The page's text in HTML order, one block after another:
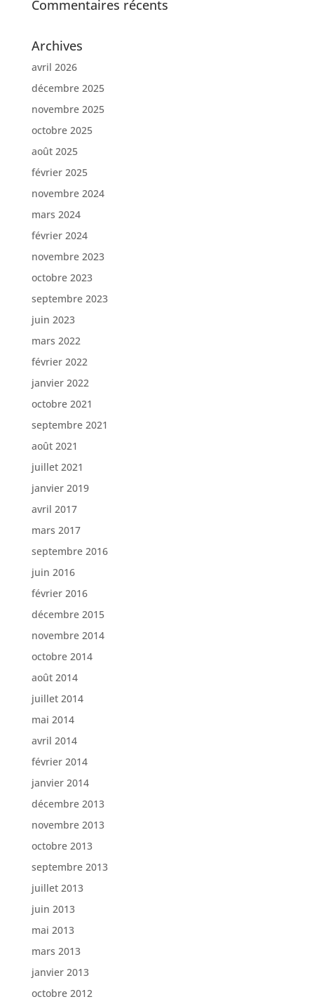
Commentaires récents
Archives
avril 2026
décembre 2025
novembre 2025
octobre 2025
août 2025
février 2025
novembre 2024
mars 2024
février 2024
novembre 2023
octobre 2023
septembre 2023
juin 2023
mars 2022
février 2022
janvier 2022
octobre 2021
septembre 2021
août 2021
juillet 2021
janvier 2019
avril 2017
mars 2017
septembre 2016
juin 2016
février 2016
décembre 2015
novembre 2014
octobre 2014
août 2014
juillet 2014
mai 2014
avril 2014
février 2014
janvier 2014
décembre 2013
novembre 2013
octobre 2013
septembre 2013
juillet 2013
juin 2013
mai 2013
mars 2013
janvier 2013
octobre 2012